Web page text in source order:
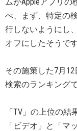
べ、まず、特定の
行しないようにし
オフにしたそうです
その施策した7月
検索のランキング
「TV」の上位の結
「ビデオ」と「マ